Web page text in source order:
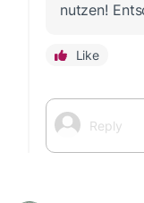
nutzen!
Like